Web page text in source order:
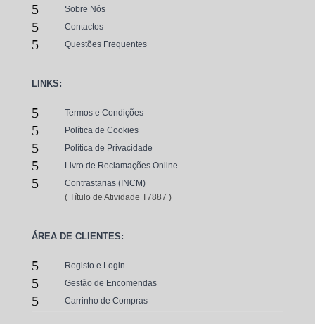
5 Sobre Nós
5 Contactos
5 Questões Frequentes
LINKS:
5 Termos e Condições
5 Política de Cookies
5 Política de Privacidade
5 Livro de Reclamações Online
5
Contrastarias (INCM)
( Título de Atividade T7887 )
ÁREA DE CLIENTES:
5 Registo e Login
5 Gestão de Encomendas
5 Carrinho de Compras